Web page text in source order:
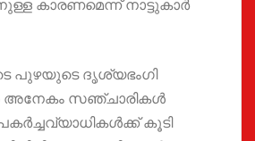
കാരണമെന്ന് നാട്ടുകാർ
പുഴയുടെ ദൃശ്യഭംഗി
സഞ്ചാരികൾ
കൂടി